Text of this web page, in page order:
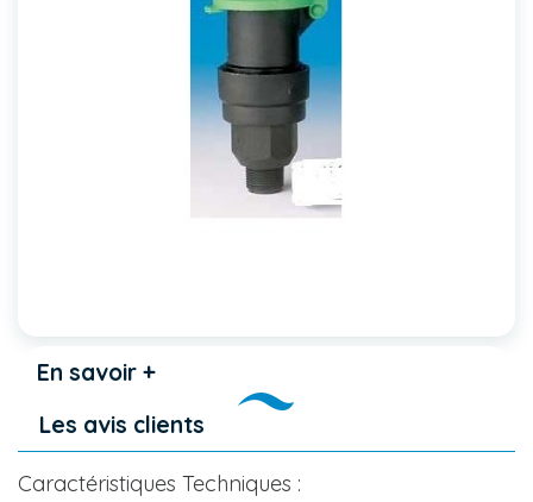
En savoir +
Les avis clients
Caractéristiques Techniques :